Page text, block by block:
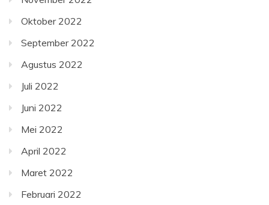
Oktober 2022
September 2022
Agustus 2022
Juli 2022
Juni 2022
Mei 2022
April 2022
Maret 2022
Februari 2022